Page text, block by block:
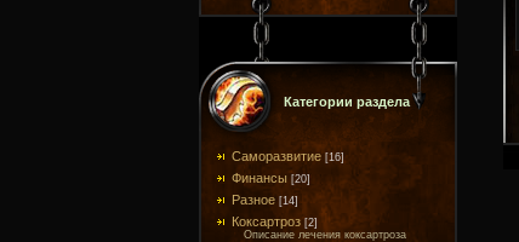
Категории раздела
Саморазвитие [16]
Финансы [20]
Разное [14]
Коксартроз [2]
Описание лечения коксартроза